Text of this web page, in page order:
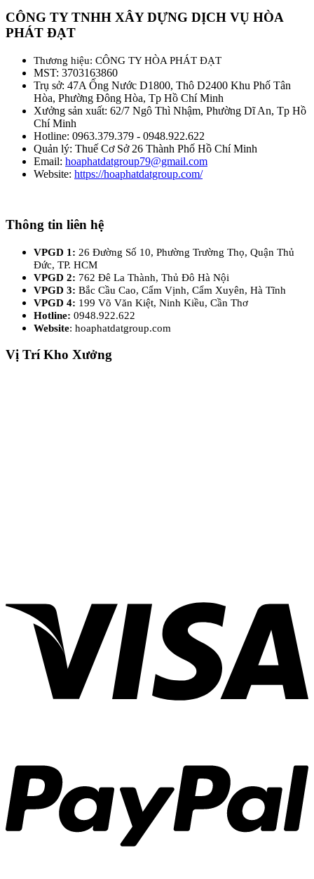
CÔNG TY TNHH XÂY DỰNG DỊCH VỤ HÒA
PHÁT ĐẠT
Thương hiệu: CÔNG TY HÒA PHÁT ĐẠT
MST: 3703163860
Trụ sở: 47A Ống Nước D1800, Thô D2400 Khu Phố Tân
Hòa, Phường Đông Hòa, Tp Hồ Chí Minh
Xưởng sản xuất: 62/7 Ngô Thì Nhậm, Phường Dĩ An, Tp Hồ
Chí Minh
Hotline: 0963.379.379 - 0948.922.622
Quản lý: Thuế Cơ Sở 26 Thành Phố Hồ Chí Minh
Email: hoaphatdatgroup79@gmail.com
Website: https://hoaphatdatgroup.com/
Thông tin liên hệ
VPGD 1: 26 Đường Số 10, Phường Trường Thọ, Quận Thủ
Đức, TP. HCM
VPGD 2: 762 Đê La Thành, Thủ Đô Hà Nội
VPGD 3: Bắc Cầu Cao, Cẩm Vịnh, Cẩm Xuyên, Hà Tĩnh
VPGD 4: 199 Võ Văn Kiệt, Ninh Kiều, Cần Thơ
Hotline: 0948.922.622
Website: hoaphatdatgroup.com
Vị Trí Kho Xưởng